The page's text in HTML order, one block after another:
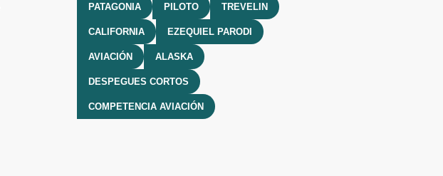
PATAGONIA PILOTO TREVELIN
CALIFORNIA EZEQUIEL PARODI
AVIACIÓN ALASKA
DESPEGUES CORTOS
COMPETENCIA AVIACIÓN